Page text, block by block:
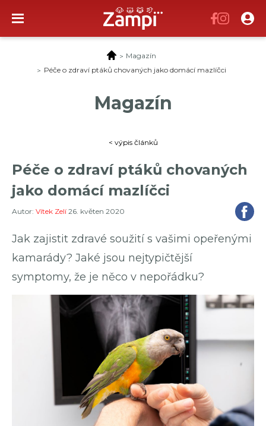
Kontakty
Magazín
Péče o zdraví ptáků chovaných jako domácí mazlíčci
Magazín
< výpis článků
Péče o zdraví ptáků chovaných
jako domácí mazlíčci
Autor: Vítek Zelí 26. květen 2020
Jak zajistit zdravé soužití s vašimi opeřenými
kamarády? Jaké jsou nejtypičtější
symptomy, že je něco v nepořádku?